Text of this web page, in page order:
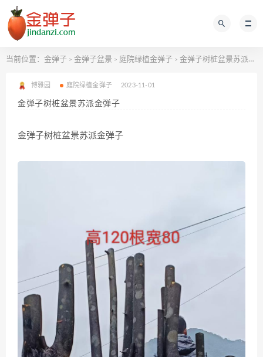
当前位置： 金弹子 > 金弹子盆景 > 庭院绿植金弹子 > 金弹子树桩盆景苏派金弹子
博雅园 庭院绿植金弹子 2023-11-01
金弹子树桩盆景苏派金弹子
金弹子树桩盆景苏派金弹子